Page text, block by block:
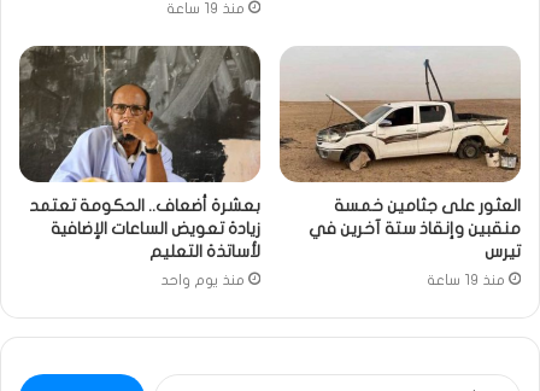
منذ 19 ساعة
العثور على جثامين خمسة
منقبين وإنقاذ ستة آخرين في
تيرس
منذ 19 ساعة
بعشرة أضعاف.. الحكومة تعتمد
زيادة تعويض الساعات الإضافية
لأساتذة التعليم
منذ يوم واحد
البحث